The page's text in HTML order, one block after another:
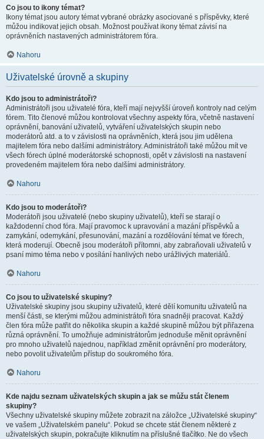
Co jsou to ikony témat?
Ikony témat jsou autory témat vybrané obrázky asociované s příspěvky, které
můžou indikovat jejich obsah. Možnost používat ikony témat závisí na
oprávněních nastavených administrátorem fóra.
Nahoru
Uživatelské úrovně a skupiny
Kdo jsou to administrátoři?
Administrátoři jsou uživatelé fóra, kteří mají nejvyšší úroveň kontroly nad celým
fórem. Tito členové můžou kontrolovat všechny aspekty fóra, včetně nastavení
oprávnění, banování uživatelů, vytváření uživatelských skupin nebo
moderátorů atd. a to v závislosti na oprávněních, která jsou jim udělena
majitelem fóra nebo dalšími administrátory. Administrátoři také můžou mít ve
všech fórech úplné moderátorské schopnosti, opět v závislosti na nastavení
provedeném majitelem fóra nebo dalšími administrátory.
Nahoru
Kdo jsou to moderátoři?
Moderátoři jsou uživatelé (nebo skupiny uživatelů), kteří se starají o
každodenní chod fóra. Mají pravomoc k upravování a mazání příspěvků a
zamykání, odemykání, přesunování, mazání a rozdělování témat ve fórech,
která moderují. Obecně jsou moderátoři přítomni, aby zabraňovali uživatelů v
psaní mimo téma nebo v posílání hanlivých nebo urážlivých materiálů.
Nahoru
Co jsou to uživatelské skupiny?
Uživatelské skupiny jsou skupiny uživatelů, které dělí komunitu uživatelů na
menší části, se kterými můžou administrátoři fóra snadněji pracovat. Každý
člen fóra může patřit do několika skupin a každé skupině můžou být přiřazena
různá oprávnění. To umožňuje administrátorům jednoduše měnit oprávnění
pro mnoho uživatelů najednou, například změnit oprávnění pro moderátory,
nebo povolit uživatelům přístup do soukromého fóra.
Nahoru
Kde najdu seznam uživatelských skupin a jak se můžu stát členem
skupiny?
Všechny uživatelské skupiny můžete zobrazit na záložce „Uživatelské skupiny“
ve vašem „Uživatelském panelu“. Pokud se chcete stát členem některé z
uživatelských skupin, pokračujte kliknutím na příslušné tlačítko. Ne do všech